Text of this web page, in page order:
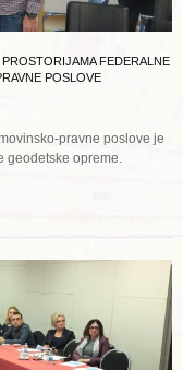
FEDERALNE
POSLOVE
pravne poslove je
geodetske opreme.